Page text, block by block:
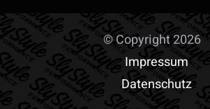
799,00 €699,00 €.
© Copyright 2026
Impressum
Datenschutz